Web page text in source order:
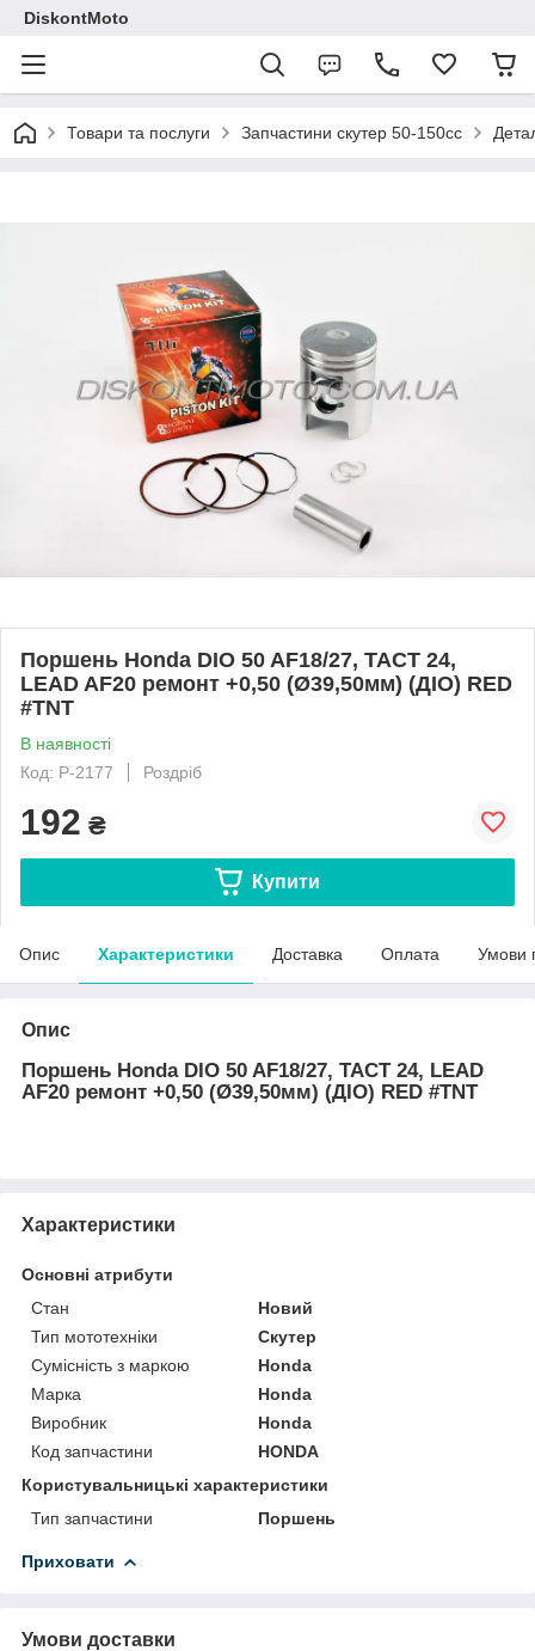
DiskontMoto
Товари та послуги Запчастини скутер 50-150cc
Поршень Honda DIO 50 AF18/27, TACT 24,
LEAD AF20 ремонт +0,50 (Ø39,50мм) (ДІО) RED
#TNT
В наявності
Код: P-2177
Роздріб
192 ₴
Купити
Опис Характеристики Доставка Оплата Умови
Опис
Поршень Honda DIO 50 AF18/27, TACT 24, LEAD
AF20 ремонт +0,50 (Ø39,50мм) (ДІО) RED #TNT
Характеристики
Основні атрибути
Стан
Новий
Тип мототехніки
Скутер
Сумісність з маркою
Honda
Марка
Honda
Виробник
Honda
Код запчастини
HONDA
Користувальницькі характеристики
Тип запчастини
Поршень
Приховати
Умови доставки